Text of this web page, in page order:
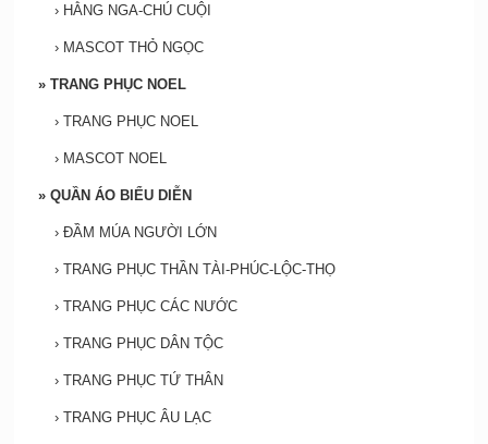
› HẰNG NGA-CHÚ CUỘI
› MASCOT THỎ NGỌC
» TRANG PHỤC NOEL
› TRANG PHỤC NOEL
› MASCOT NOEL
» QUẦN ÁO BIỂU DIỄN
› ĐẦM MÚA NGƯỜI LỚN
› TRANG PHỤC THẦN TÀI-PHÚC-LỘC-THỌ
› TRANG PHỤC CÁC NƯỚC
› TRANG PHỤC DÂN TỘC
› TRANG PHỤC TỨ THÂN
› TRANG PHỤC ÂU LẠC